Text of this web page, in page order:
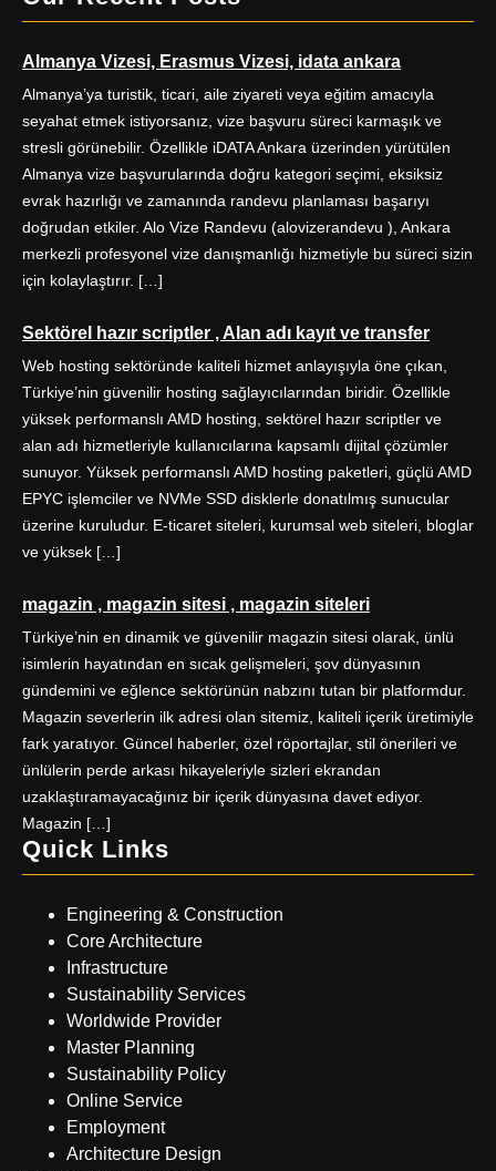
b
o
o
k
t
e
r
a
g
r
a
m
e
d
I
n
Almanya Vizesi, Erasmus Vizesi, idata ankara
Almanya’ya turistik, ticari, aile ziyareti veya eğitim amacıyla
seyahat etmek istiyorsanız, vize başvuru süreci karmaşık ve
stresli görünebilir. Özellikle iDATA Ankara üzerinden yürütülen
Almanya vize başvurularında doğru kategori seçimi, eksiksiz
evrak hazırlığı ve zamanında randevu planlaması başarıyı
doğrudan etkiler. Alo Vize Randevu (alovizerandevu ), Ankara
merkezli profesyonel vize danışmanlığı hizmetiyle bu süreci sizin
için kolaylaştırır. […]
Sektörel hazır scriptler , Alan adı kayıt ve transfer
Web hosting sektöründe kaliteli hizmet anlayışıyla öne çıkan,
Türkiye’nin güvenilir hosting sağlayıcılarından biridir. Özellikle
yüksek performanslı AMD hosting, sektörel hazır scriptler ve
alan adı hizmetleriyle kullanıcılarına kapsamlı dijital çözümler
sunuyor. Yüksek performanslı AMD hosting paketleri, güçlü AMD
EPYC işlemciler ve NVMe SSD disklerle donatılmış sunucular
üzerine kuruludur. E-ticaret siteleri, kurumsal web siteleri, bloglar
ve yüksek […]
magazin , magazin sitesi , magazin siteleri
Türkiye’nin en dinamik ve güvenilir magazin sitesi olarak, ünlü
isimlerin hayatından en sıcak gelişmeleri, şov dünyasının
gündemini ve eğlence sektörünün nabzını tutan bir platformdur.
Magazin severlerin ilk adresi olan sitemiz, kaliteli içerik üretimiyle
fark yaratıyor. Güncel haberler, özel röportajlar, stil önerileri ve
ünlülerin perde arkası hikayeleriyle sizleri ekrandan
uzaklaştıramayacağınız bir içerik dünyasına davet ediyor.
Magazin […]
Quick Links
Engineering & Construction
Core Architecture
Infrastructure
Sustainability Services
Worldwide Provider
Master Planning
Sustainability Policy
Online Service
Employment
Architecture Design